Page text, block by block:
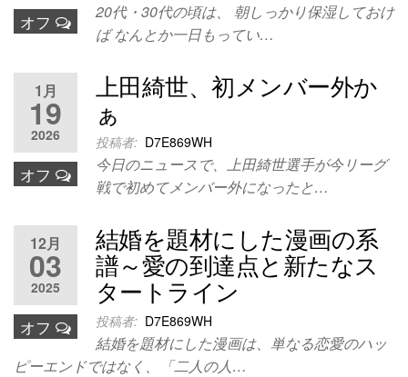
オフ
20代・30代の頃は、 朝しっかり保湿しておけ
ば なんとか一日もってい…
1月
19
2026
オフ
上田綺世、初メンバー外か
ぁ
投稿者: D7E869WH
今日のニュースで、上田綺世選手が今リーグ
戦で初めてメンバー外になったと…
12月
03
2025
オフ
結婚を題材にした漫画の系
譜～愛の到達点と新たなス
タートライン
投稿者: D7E869WH
結婚を題材にした漫画は、単なる恋愛のハッ
ピーエンドではなく、「二人の人…